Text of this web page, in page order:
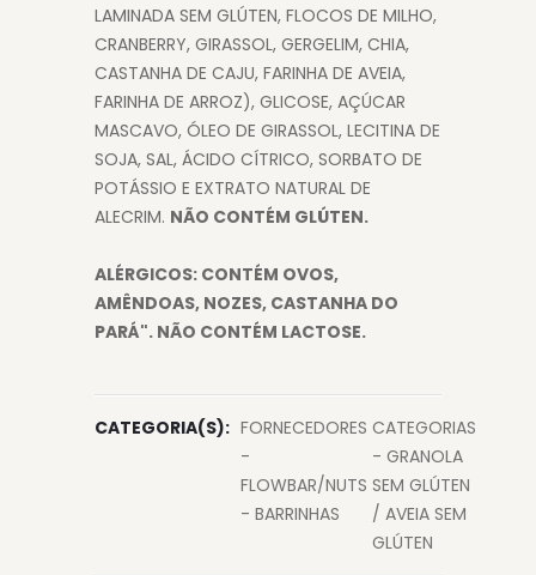
LAMINADA SEM GLÚTEN, FLOCOS DE MILHO,
CRANBERRY, GIRASSOL, GERGELIM, CHIA,
CASTANHA DE CAJU, FARINHA DE AVEIA,
FARINHA DE ARROZ), GLICOSE, AÇÚCAR
MASCAVO, ÓLEO DE GIRASSOL, LECITINA DE
SOJA, SAL, ÁCIDO CÍTRICO, SORBATO DE
POTÁSSIO E EXTRATO NATURAL DE
ALECRIM. NÃO CONTÉM GLÚTEN.
ALÉRGICOS: CONTÉM OVOS,
AMÊNDOAS, NOZES, CASTANHA DO
PARÁ". NÃO CONTÉM LACTOSE.
CATEGORIA(S): FORNECEDORES
-
FLOWBAR/NUTS
- BARRINHAS
CATEGORIAS
- GRANOLA
SEM GLÚTEN
/ AVEIA SEM
GLÚTEN